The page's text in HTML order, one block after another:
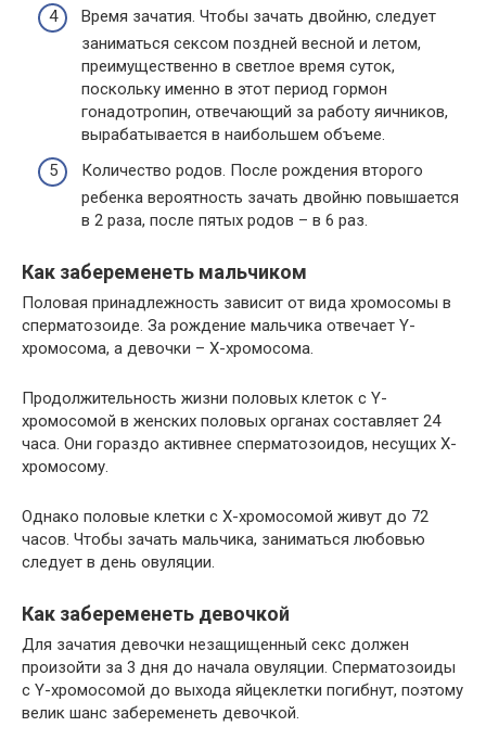
Время зачатия. Чтобы зачать двойню, следует
заниматься сексом поздней весной и летом,
преимущественно в светлое время суток,
поскольку именно в этот период гормон
гонадотропин, отвечающий за работу яичников,
вырабатывается в наибольшем объеме.
Количество родов. После рождения второго
ребенка вероятность зачать двойню повышается
в 2 раза, после пятых родов – в 6 раз.
Как забеременеть мальчиком
Половая принадлежность зависит от вида хромосомы в
сперматозоиде. За рождение мальчика отвечает Y-
хромосома, а девочки – X-хромосома.
Продолжительность жизни половых клеток с Y-
хромосомой в женских половых органах составляет 24
часа. Они гораздо активнее сперматозоидов, несущих X-
хромосому.
Однако половые клетки с X-хромосомой живут до 72
часов. Чтобы зачать мальчика, заниматься любовью
следует в день овуляции.
Как забеременеть девочкой
Для зачатия девочки незащищенный секс должен
произойти за 3 дня до начала овуляции. Сперматозоиды
с Y-хромосомой до выхода яйцеклетки погибнут, поэтому
велик шанс забеременеть девочкой.